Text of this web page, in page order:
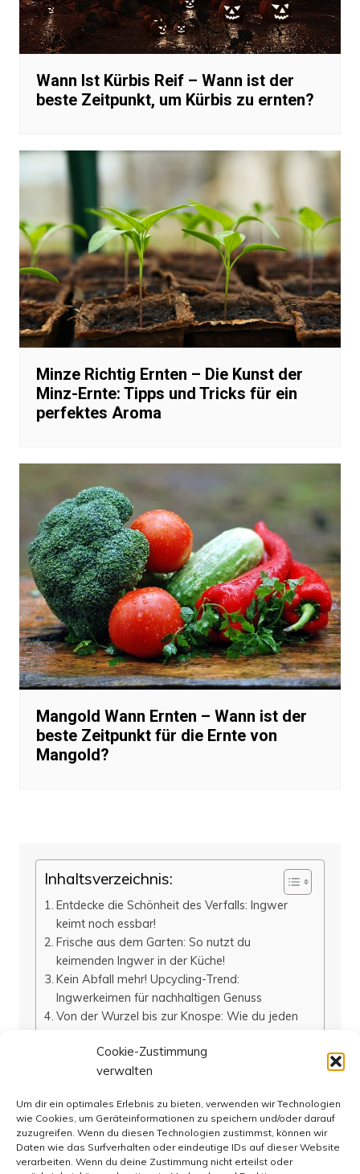
Cookie-Zustimmung
verwalten
Um dir ein optimales Erlebnis zu bieten, verwenden wir Technologien
wie Cookies, um Geräteinformationen zu speichern und/oder darauf
zuzugreifen. Wenn du diesen Technologien zustimmst, können wir
Daten wie das Surfverhalten oder eindeutige IDs auf dieser Website
verarbeiten. Wenn du deine Zustimmung nicht erteilst oder
Wann Ist Kürbis Reif – Wann ist der
beste Zeitpunkt, um Kürbis zu ernten?
Minze Richtig Ernten – Die Kunst der
Minz-Ernte: Tipps und Tricks für ein
perfektes Aroma
Mangold Wann Ernten – Wann ist der
beste Zeitpunkt für die Ernte von
Mangold?
Inhaltsverzeichnis:
Entdecke die Schönheit des Verfalls: Ingwer
keimt noch essbar!
Frische aus dem Garten: So nutzt du
keimenden Ingwer in der Küche!
Kein Abfall mehr! Upcycling-Trend:
Ingwerkeimen für nachhaltigen Genuss
Von der Wurzel bis zur Knospe: Wie du jeden
Entdecke die Schönheit des Verfalls: Ingwer
keimt noch essbar!
Kann ich den bereits gekeimten Ingwer noch
verwenden?
Wie kann ich keimenden Ingwer in der Küche
nutzen?